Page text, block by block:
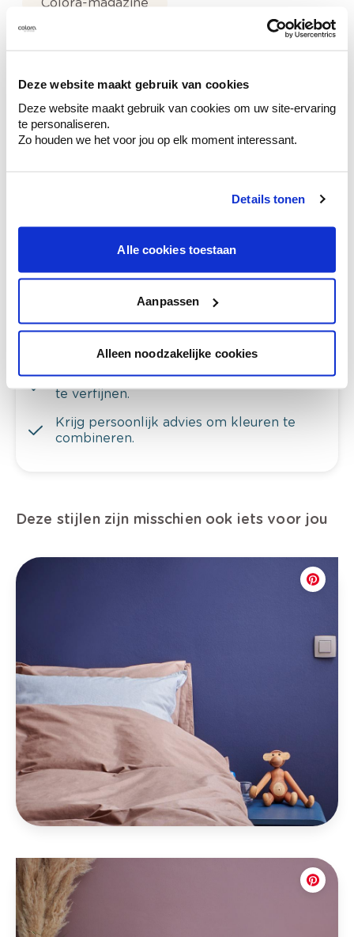
Deze website maakt gebruik van cookies
Deze website maakt gebruik van cookies om uw site-ervaring
te personaliseren.
Zo houden we het voor jou op elk moment interessant.
Details tonen
Alle cookies toestaan
Aanpassen
Alleen noodzakelijke cookies
Colora-magazine
Kleuradvies aan huis
Ga samen met de kleuradviseur door je
ruimtes.
Krijg ineens een technologische check-up
van je muren.
Ontdek er kleurechte stalen van je
kleurenselectie.
Bekijk er de bijhorende tinten om je kleur
te verfijnen.
Krijg persoonlijk advies om kleuren te
combineren.
Deze stijlen zijn misschien ook iets voor jou